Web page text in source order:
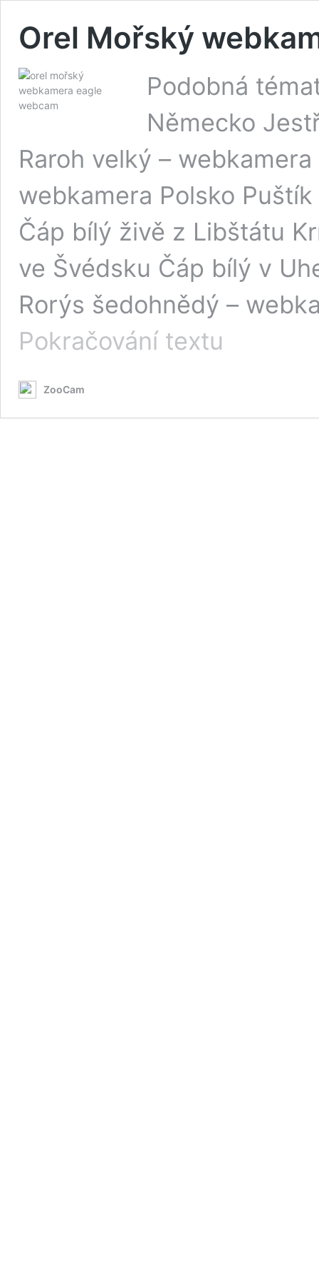
Orel Mořský
Podobná
Německo
Raroh velký –
webkamera Polsko
Čáp bílý živě z Libštátu
ve Švédsku Čáp bílý v
Rorýs šedohnědý –
Pokračování textu
ZooCam